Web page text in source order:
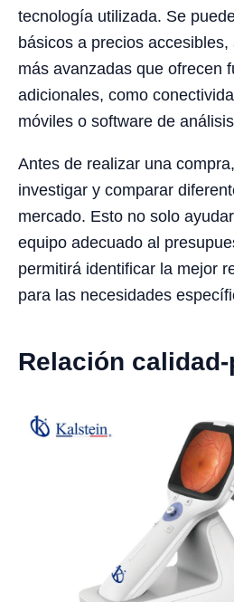
tecnología utilizada. Se
básicos a precios
más avanzadas que ofrecen
adicionales, como
móviles o software de
Antes de realizar una
investigar y comparar
mercado. Esto no solo
equipo adecuado al
permitirá identificar la mejor
para las necesidades
Relación